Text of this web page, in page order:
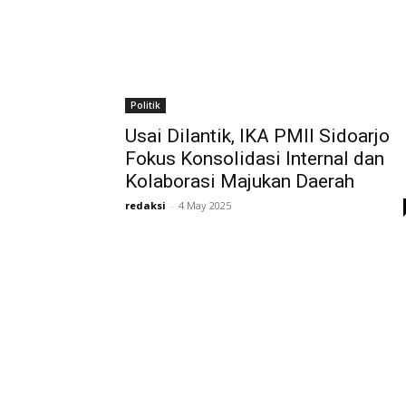
Politik
Usai Dilantik, IKA PMII Sidoarjo
Fokus Konsolidasi Internal dan
Kolaborasi Majukan Daerah
redaksi - 4 May 2025